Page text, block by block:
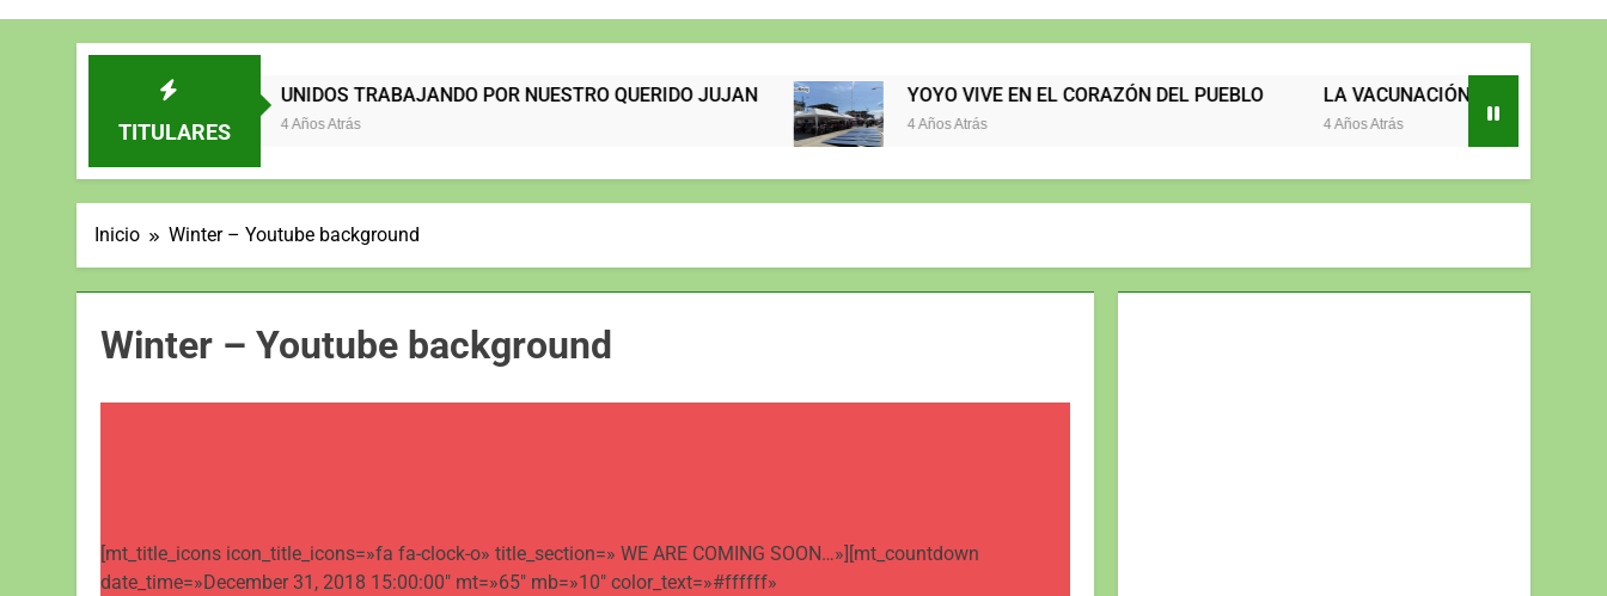
UNIDOS TRABAJANDO POR NUESTRO QUERIDO JUJAN
TITULARES
UNIDOS TRABAJANDO POR NUESTRO QUERIDO JUJAN
4 Años Atrás
YOYO VIVE EN EL CORAZÓN DEL PUEBLO
4 Años Atrás
LA VACUNACIÓN CONTINÚA Y LLEGA HASTA
Inicio Winter – Youtube background
Winter – Youtube background
[mt_title_icons icon_title_icons=»fa fa-clock-o» title_section=» WE ARE COMING SOON…»][mt_countdown
date_time=»December 31, 2018 15:00:00″ mt=»65″ mb=»10″ color_text=»#ffffff»